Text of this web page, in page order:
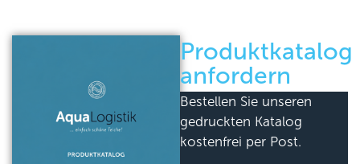
Produktkatalog
anfordern
Bestellen Sie unseren
gedruckten Katalog
kostenfrei per Post.